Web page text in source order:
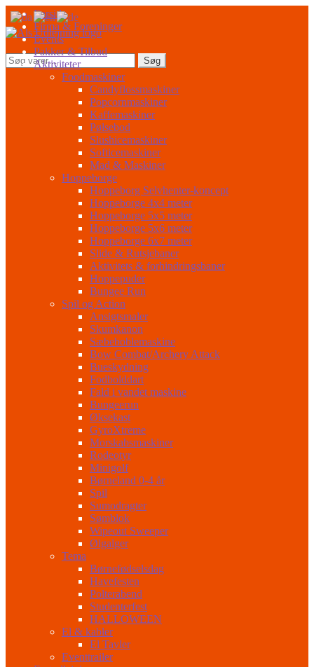
Spring
til
navigation
Spring
til
indhold
Søg
efter:
Søg
Forside
Firma & Foreninger
Events
Pakker & Tilbud
Aktiviteter
Foodmaskiner
Candyflossmaskiner
Popcornmaskiner
Kaffemaskiner
Pølsebod
Slushicemaskiner
Softicemaskiner
Mad & Maskiner
Hoppeborge
Hoppeborg Selvhenter-koncept
Hoppeborge 4x4 meter
Hoppeborge 5x5 meter
Hoppeborge 5x6 meter
Hoppeborge 6x7 meter
Slide & Rutsjebaner
Aktivitets & forhindringsbaner
Hoppepuder
Bungee Run
Spil og Action
Ansigtsmaler
Skumkanon
Sæbeboblemaskine
Bow Combat/Archery Attack
Bueskydning
Fodbolddart
Fald i vandet maskine
Bungeerun
Øksekast
GyroXtreme
Morskabsmaskiner
Rodeotyr
Minigolf
Børneland 0-4 år
Spil
Sumodragter
Sømblok
Wipeout Sweeper
Ølgalger
Tema
Børnefødselsdag
Havefesten
Polterabend
Studenterfest
HALLOWEEN
El & kabler
El Tavler
Eventtrailer